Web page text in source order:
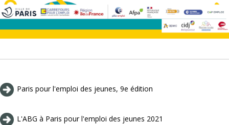
Paris pour l'emploi des jeunes, 9e édition
L'ABG à Paris pour l'emploi des jeunes 2021